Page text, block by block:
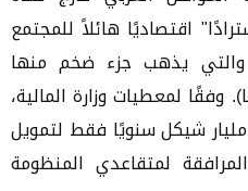
اقتصاديًا هائلاً للمجتمع
والتي يذهب جزء ضخم منها
وفقًا لمعطيات وزارة المالية،
تدفع دولة إسرائيل حوالي 20 مليار شيكل سنويًا فقط لتمويل
لمتقاعدي المنظومة